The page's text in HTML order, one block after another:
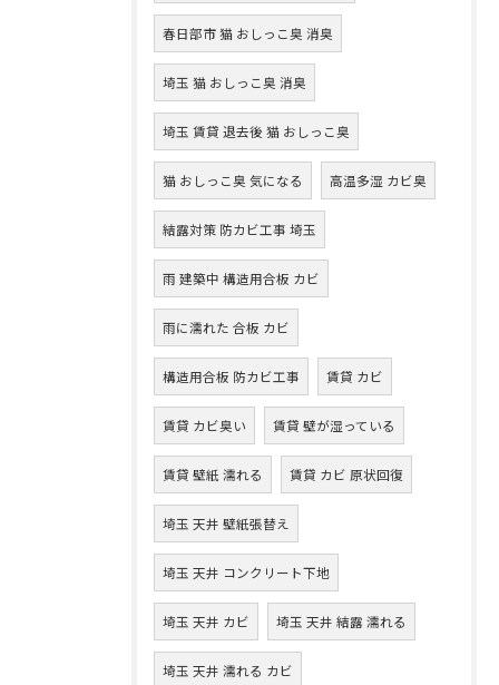
春日部市 猫 おしっこ臭 消臭
埼玉 猫 おしっこ臭 消臭
埼玉 賃貸 退去後 猫 おしっこ臭
猫 おしっこ臭 気になる 高温多湿 カビ臭
結露対策 防カビ工事 埼玉
雨 建築中 構造用合板 カビ
雨に濡れた 合板 カビ
構造用合板 防カビ工事 賃貸 カビ
賃貸 カビ臭い 賃貸 壁が湿っている
賃貸 壁紙 濡れる 賃貸 カビ 原状回復
埼玉 天井 壁紙張替え
埼玉 天井 コンクリート下地
埼玉 天井 カビ 埼玉 天井 結露 濡れる
埼玉 天井 濡れる カビ